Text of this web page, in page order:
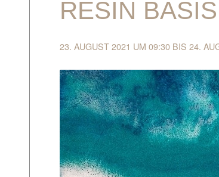
RESIN
23. AUGUST 2021 UM 09:30 BIS 24.